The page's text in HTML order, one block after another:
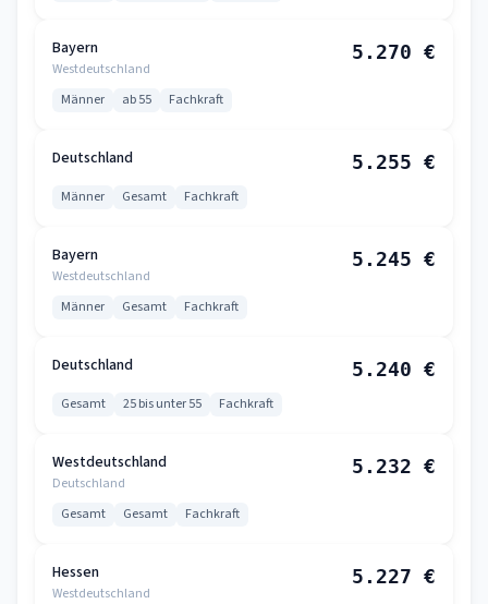
Bayern
Westdeutschland
5.270 €
Männer ab 55 Fachkraft
Deutschland 5.255 €
Männer Gesamt Fachkraft
Bayern
Westdeutschland
5.245 €
Männer Gesamt Fachkraft
Deutschland 5.240 €
Gesamt 25 bis unter 55 Fachkraft
Westdeutschland
Deutschland
5.232 €
Gesamt Gesamt Fachkraft
Hessen
Westdeutschland
5.227 €